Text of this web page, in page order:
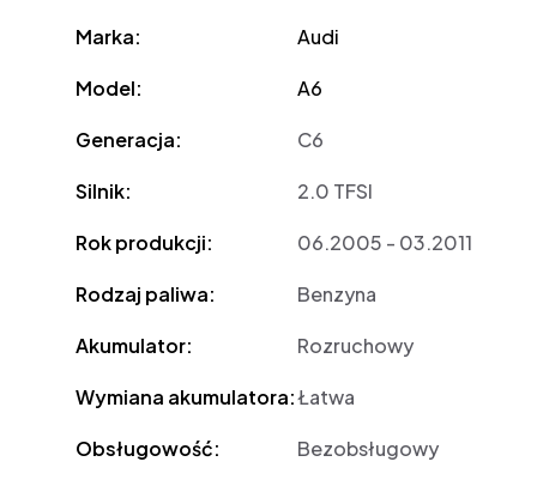
Marka: Audi
Model: A6
Generacja: C6
Silnik: 2.0 TFSI
Rok produkcji: 06.2005 - 03.2011
Rodzaj paliwa: Benzyna
Akumulator: Rozruchowy
Wymiana akumulatora:Łatwa
Obsługowość: Bezobsługowy